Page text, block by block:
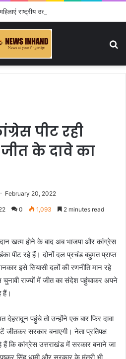
पीट रही
के दावे का
February 20, 2022
0 1,093 2 minutes read
खत्म होने के बाद अब भाजपा और कांग्रेस
पीट रहे हैं। दोनों दल प्रचंड बहुमत प्राप्त
इसे सियासी दलों की रणनीति मान रहे
चुनावी राज्यों में जीत का संदेश पहुंचाकर अपने
हैं।
देहरादून पहुंचे तो उन्होंने एक बार फिर दावा
सरकार बनाएगी। नेता प्रतिपक्ष
हैं कि कांग्रेस उत्तराखंड में सरकार बनाने जा